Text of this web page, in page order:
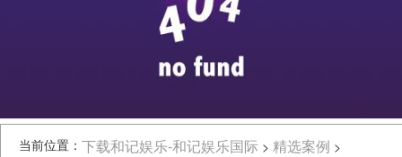
当前位置： 下载和记娱乐-和记娱乐国际 > 精选案例 >